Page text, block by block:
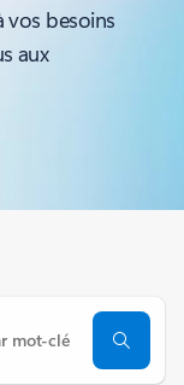
vos besoins
aux